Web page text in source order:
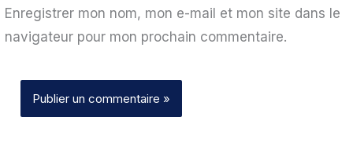
Enregistrer mon nom, mon e-mail et mon site dans le
navigateur pour mon prochain commentaire.